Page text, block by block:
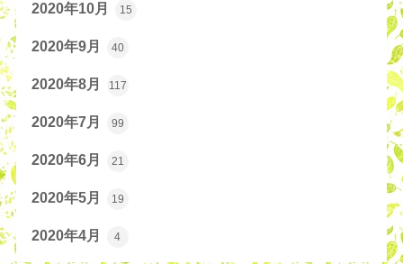
2020年10月 15
2020年9月 40
2020年8月 117
2020年7月 99
2020年6月 21
2020年5月 19
2020年4月 4